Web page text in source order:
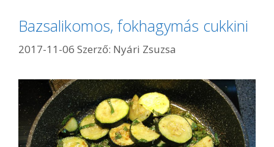
Bazsalikomos, fokhagymás cukkini
2017-11-06 Szerző: Nyári Zsuzsa